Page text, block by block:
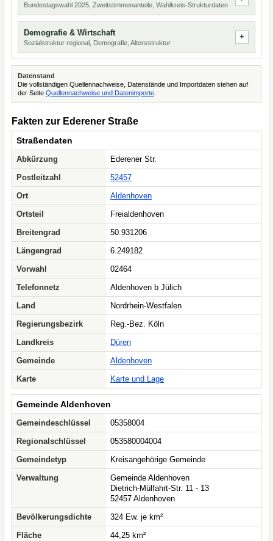
Bundestagswahl 2025, Zweitstimmenanteile, Wahlkreis-Strukturdaten
Demografie & Wirtschaft
Sozialstruktur regional, Demografie, Altersstruktur
Datenstand
Die vollständigen Quellennachweise, Datenstände und Importdaten stehen auf
der Seite Quellennachweise und Datenimporte
Fakten zur Ederener Straße
Straßendaten
Abkürzung
Ederener Str.
Postleitzahl
52457
Ort
Aldenhoven
Ortsteil
Freialdenhoven
Breitengrad
50.931206
Längengrad
6.249182
Vorwahl
02464
Telefonnetz
Aldenhoven b Jülich
Land
Nordrhein-Westfalen
Regierungsbezirk
Reg.-Bez. Köln
Landkreis
Düren
Gemeinde
Aldenhoven
Karte
Karte und Lage
Gemeinde Aldenhoven
Gemeindeschlüssel
05358004
Regionalschlüssel
053580004004
Gemeindetyp
Kreisangehörige Gemeinde
Verwaltung
Gemeinde Aldenhoven
Dietrich-Mülfahrt-Str. 11 - 13
52457 Aldenhoven
Bevölkerungsdichte
324 Ew. je km²
Fläche
44,25 km²